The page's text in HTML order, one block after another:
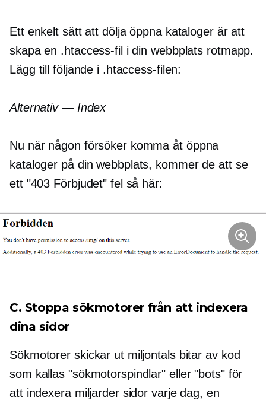
Ett enkelt sätt att dölja öppna kataloger är att
skapa en .htaccess-fil i din webbplats rotmapp.
Lägg till följande i .htaccess-filen:
Alternativ — Index
Nu när någon försöker komma åt öppna
kataloger på din webbplats, kommer de att se
ett "403 Förbjudet" fel så här:
C. Stoppa sökmotorer från att indexera
dina sidor
Sökmotorer skickar ut miljontals bitar av kod
som kallas "sökmotorspindlar" eller "bots" för
att indexera miljarder sidor varje dag, en